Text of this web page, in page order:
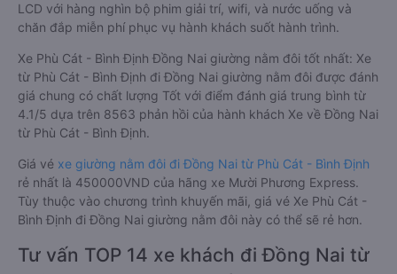
LCD với hàng nghìn bộ phim giải trí, wifi, và nước uống và
chăn đắp miễn phí phục vụ hành khách suốt hành trình.
Xe Phù Cát - Bình Định Đồng Nai giường nằm đôi tốt nhất: Xe
từ Phù Cát - Bình Định đi Đồng Nai giường nằm đôi được đánh
giá chung có chất lượng Tốt với điểm đánh giá trung bình từ
4.1/5 dựa trên 8563 phản hồi của hành khách Xe về Đồng Nai
từ Phù Cát - Bình Định.
Giá vé xe giường nằm đôi đi Đồng Nai từ Phù Cát - Bình Định
rẻ nhất là 450000VND của hãng xe Mười Phương Express.
Tùy thuộc vào chương trình khuyến mãi, giá vé Xe Phù Cát -
Bình Định đi Đồng Nai giường nằm đôi này có thể sẽ rẻ hơn.
Tư vấn TOP 14 xe khách đi Đồng Nai từ